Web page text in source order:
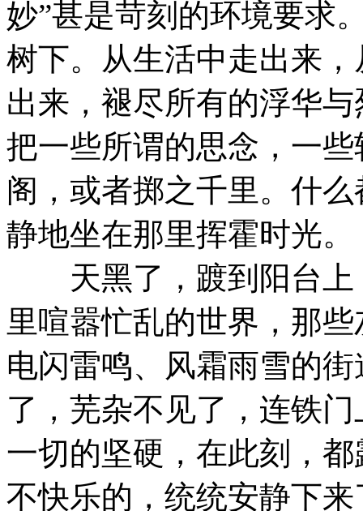
妙”甚是苛刻的环境要求
树下。从生活中走出来
出来，褪尽所有的浮华
把一些所谓的思念，一
阁，或者掷之千里。什
静地坐在那里挥霍时光。
天黑了，踱到阳台上
里喧嚣忙乱的世界，那
电闪雷鸣、风霜雨雪的
了，芜杂不见了，连铁
一切的坚硬，在此刻，
不快乐的，统统安静下